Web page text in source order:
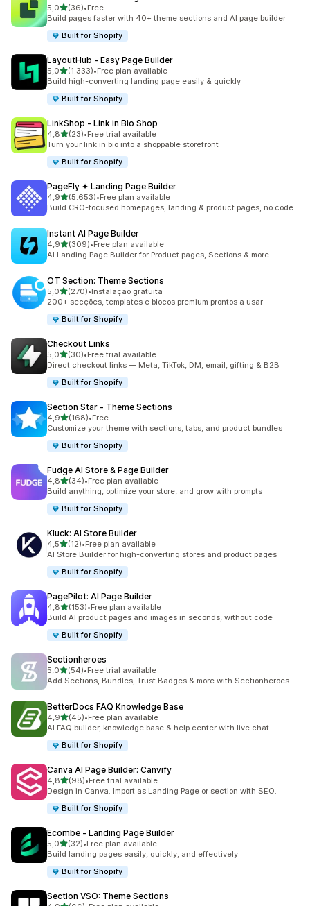
5,0de 5 estrelas
(36)
36 total de avaliações
•Free
Build pages faster with 40+ theme sections and AI page builder
Built for Shopify
LayoutHub ‑ Easy Page Builder
5,0de 5 estrelas
(1.333)
1333 total de avaliações
•Free plan available
Build high-converting landing page easily & quickly
Built for Shopify
LinkShop ‑ Link in Bio Shop
4,8de 5 estrelas
(23)
23 total de avaliações
•Free trial available
Turn your link in bio into a shoppable storefront
Built for Shopify
PageFly ✦ Landing Page Builder
4,9de 5 estrelas
(5.653)
5653 total de avaliações
•Free plan available
Build CRO-focused homepages, landing & product pages, no code
Instant AI Page Builder
4,9de 5 estrelas
(309)
309 total de avaliações
•Free plan available
AI Landing Page Builder for Product pages, Sections & more
OT Section: Theme Sections
5,0de 5 estrelas
(270)
270 total de avaliações
•Instalação gratuita
200+ secções, templates e blocos premium prontos a usar
Built for Shopify
Checkout Links
5,0de 5 estrelas
(30)
30 total de avaliações
•Free trial available
Direct checkout links — Meta, TikTok, DM, email, gifting & B2B
Built for Shopify
Section Star ‑ Theme Sections
4,9de 5 estrelas
(168)
168 total de avaliações
•Free
Customize your theme with sections, tabs, and product bundles
Built for Shopify
Fudge AI Store & Page Builder
4,8de 5 estrelas
(34)
34 total de avaliações
•Free plan available
Build anything, optimize your store, and grow with prompts
Built for Shopify
Kluck: AI Store Builder
4,5de 5 estrelas
(12)
12 total de avaliações
•Free plan available
AI Store Builder for high-converting stores and product pages
Built for Shopify
PagePilot: AI Page Builder
4,8de 5 estrelas
(153)
153 total de avaliações
•Free plan available
Build AI product pages and images in seconds, without code
Built for Shopify
Sectionheroes
5,0de 5 estrelas
(54)
54 total de avaliações
•Free trial available
Add Sections, Bundles, Trust Badges & more with Sectionheroes
BetterDocs FAQ Knowledge Base
4,9de 5 estrelas
(45)
45 total de avaliações
•Free plan available
AI FAQ builder, knowledge base & help center with live chat
Built for Shopify
Canva AI Page Builder: Canvify
4,8de 5 estrelas
(98)
98 total de avaliações
•Free trial available
Design in Canva. Import as Landing Page or section with SEO.
Built for Shopify
Ecombe ‑ Landing Page Builder
5,0de 5 estrelas
(32)
32 total de avaliações
•Free plan available
Build landing pages easily, quickly, and effectively
Built for Shopify
Section VSO: Theme Sections